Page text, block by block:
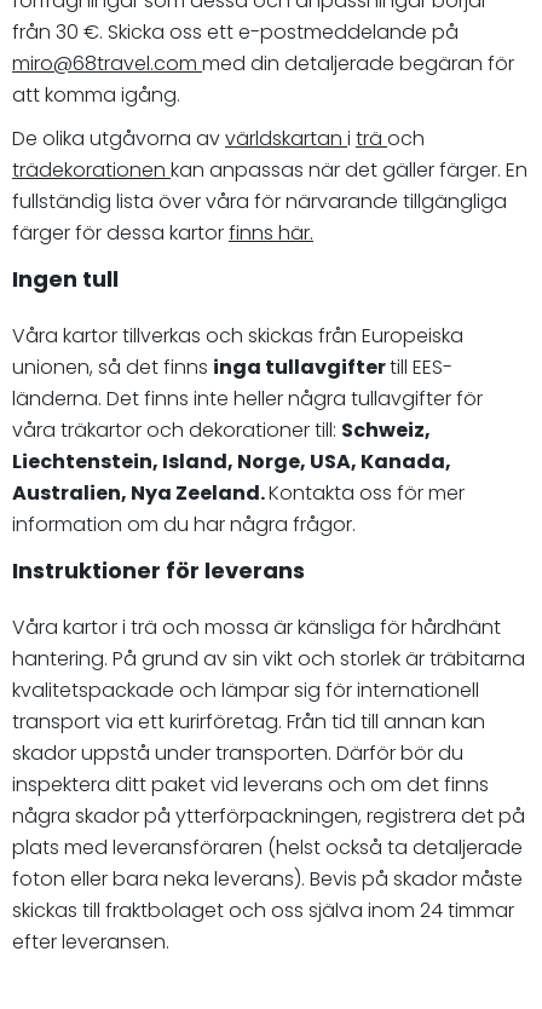
från 30 €. Skicka oss ett e-postmeddelande på
miro@68travel.com med din detaljerade begäran för
att komma igång.
De olika utgåvorna avvärldskartan i trä och
trädekorationen kan anpassas när det gäller färger. En
fullständig lista över våra för närvarande tillgängliga
färger för dessa kartorfinns här.
Ingen tull
Våra kartor tillverkas och skickas från Europeiska
unionen, så det finns inga tullavgiftertill EES-
länderna. Det finns inte heller några tullavgifter för
våra träkartor och dekorationer till: Schweiz,
Liechtenstein, Island, Norge, USA, Kanada,
Australien, Nya Zeeland.Kontakta oss för mer
information om du har några frågor.
Instruktioner för leverans
Våra kartor i trä och mossa är känsliga för hårdhänt
hantering. På grund av sin vikt och storlek är träbitarna
kvalitetspackade och lämpar sig för internationell
transport via ett kurirföretag. Från tid till annan kan
skador uppstå under transporten. Därför bör du
inspektera ditt paket vid leverans och om det finns
några skador på ytterförpackningen, registrera det på
plats med leveransföraren (helst också ta detaljerade
foton eller bara neka leverans). Bevis på skador måste
skickas till fraktbolaget och oss själva inom 24 timmar
efter leveransen.